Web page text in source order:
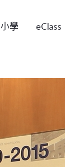
小學 eClass